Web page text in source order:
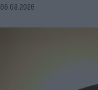
06.08.2026